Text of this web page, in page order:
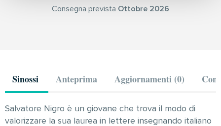
Consegna prevista Ottobre 2026
Sinossi Anteprima Aggiornamenti (0)
Salvatore Nigro è un giovane che trova il modo di
valorizzare la sua laurea in lettere insegnando italiano